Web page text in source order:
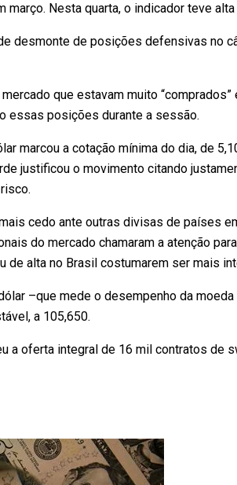
março. Nesta quarta, o indicador teve
desmonte de posições defensivas no
que estavam muito
essas posições durante a sessão.
marcou a cotação mínima do dia, de
justificou o movimento citando
cedo ante outras divisas de países
do mercado chamaram a atenção
de alta no Brasil costumarem ser mais
–que mede o desempenho da
a 105,650.
a oferta integral de 16 mil contratos de